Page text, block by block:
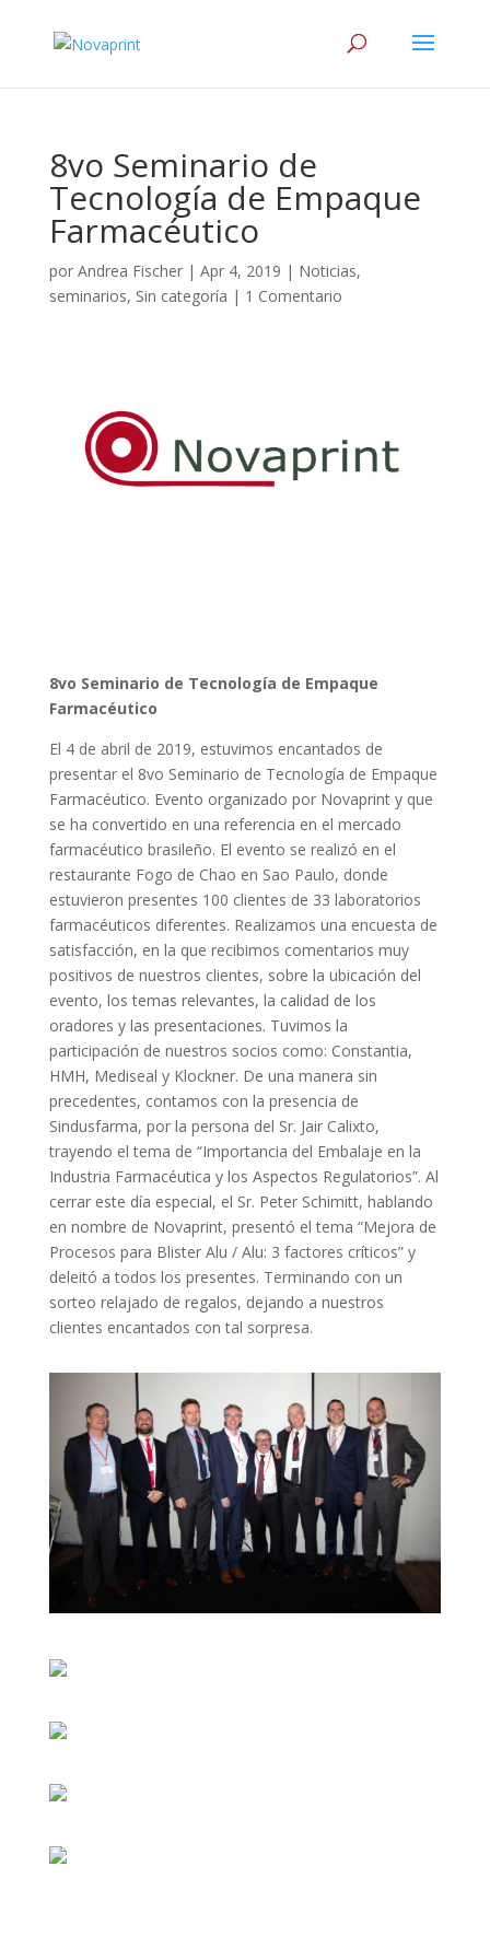
8vo Seminario de
Tecnología de Empaque
Farmacéutico
por Andrea Fischer| Apr 4, 2019 | Noticias,
seminarios, Sin categoría | 1 Comentario
8vo Seminario de Tecnología de Empaque
Farmacéutico
El 4 de abril de 2019, estuvimos encantados de
presentar el 8vo Seminario de Tecnología de Empaque
Farmacéutico. Evento organizado por Novaprint y que
se ha convertido en una referencia en el mercado
farmacéutico brasileño. El evento se realizó en el
restaurante Fogo de Chao en Sao Paulo, donde
estuvieron presentes 100 clientes de 33 laboratorios
farmacéuticos diferentes. Realizamos una encuesta de
satisfacción, en la que recibimos comentarios muy
positivos de nuestros clientes, sobre la ubicación del
evento, los temas relevantes, la calidad de los
oradores y las presentaciones. Tuvimos la
participación de nuestros socios como: Constantia,
HMH, Mediseal y Klockner. De una manera sin
precedentes, contamos con la presencia de
Sindusfarma, por la persona del Sr. Jair Calixto,
trayendo el tema de “Importancia del Embalaje en la
Industria Farmacéutica y los Aspectos Regulatorios”. Al
cerrar este día especial, el Sr. Peter Schimitt, hablando
en nombre de Novaprint, presentó el tema “Mejora de
Procesos para Blister Alu / Alu: 3 factores críticos” y
deleitó a todos los presentes. Terminando con un
sorteo relajado de regalos, dejando a nuestros
clientes encantados con tal sorpresa.